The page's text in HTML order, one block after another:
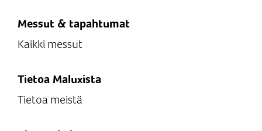
Messut & tapahtumat
Kaikki messut
Tietoa Maluxista
Tietoa meistä